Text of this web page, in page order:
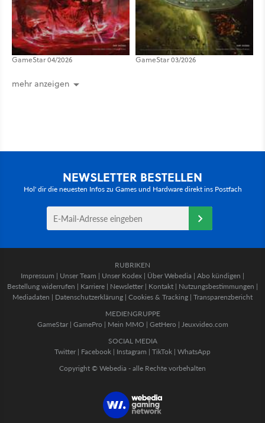
GameStar 04/2026 GameStar 03/2026
mehr anzeigen
NEWSLETTER BESTELLEN
Hol' dir die neuesten Infos zu Games und Hardware direkt ins Postfach
RUBRIKEN
Impressum | Unser Team | Unser Kodex | Über Webedia | Abo kündigen |
Bestellung widerrufen | Karriere | Newsletter | Kontakt | Nutzungsbestimmungen |
Mediadaten | Datenschutzerklärung | Cookies & Tracking | Transparenzbericht
MEDIENGRUPPE
GameStar| GamePro | Mein MMO | GetHero | Jeuxvideo.com
SOCIAL MEDIA
Twitter | Facebook | Instagram | TikTok | WhatsApp
Copyright © Webedia - alle Rechte vorbehalten